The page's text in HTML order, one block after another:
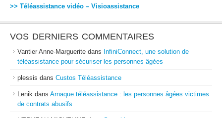
>> Téléassistance vidéo – Visioassistance
VOS DERNIERS COMMENTAIRES
Vantier Anne-Marguerite dans InfiniConnect, une solution de
téléassistance pour sécuriser les personnes âgées
plessis dans Custos Téléassistance
Lenik dans Arnaque téléassistance : les personnes âgées victimes
de contrats abusifs